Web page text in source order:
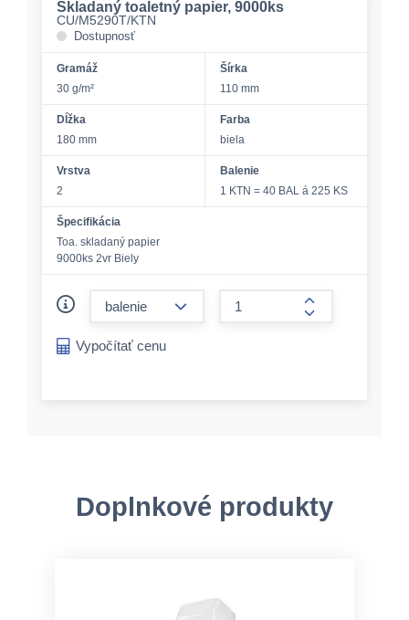
Skladaný toaletný papier, 9000ks
CU/M5290T/KTN
Dostupnosť
Gramáž
30 g/m²
Šírka
110 mm
Dĺžka
180 mm
Farba
biela
Vrstva
2
Balenie
1 KTN = 40 BAL á 225 KS
Špecifikácia
Toa. skladaný papier
9000ks 2vr Biely
form.increase-
Vypočítať cenu
Doplnkové produkty